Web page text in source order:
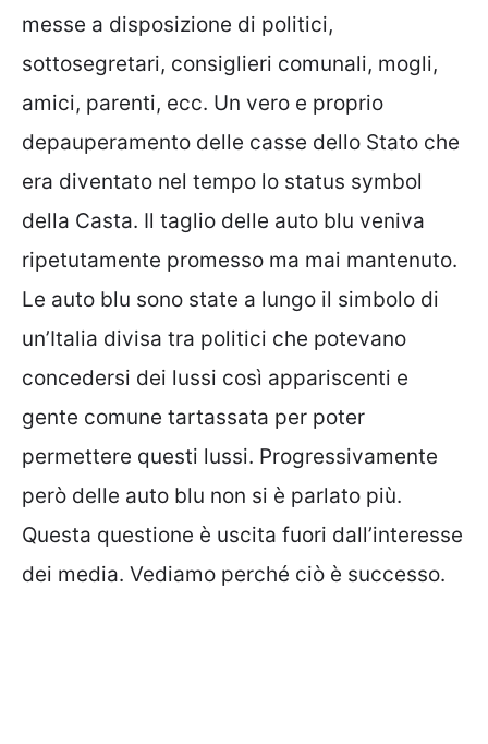
messe a disposizione di politici,
sottosegretari, consiglieri comunali, mogli,
amici, parenti, ecc. Un vero e proprio
depauperamento delle casse dello Stato che
era diventato nel tempo lo status symbol
della Casta. Il taglio delle auto blu veniva
ripetutamente promesso ma mai mantenuto.
Le auto blu sono state a lungo il simbolo di
un’Italia divisa tra politici che potevano
concedersi dei lussi così appariscenti e
gente comune tartassata per poter
permettere questi lussi. Progressivamente
però delle auto blu non si è parlato più.
Questa questione è uscita fuori dall’interesse
dei media. Vediamo perché ciò è successo.